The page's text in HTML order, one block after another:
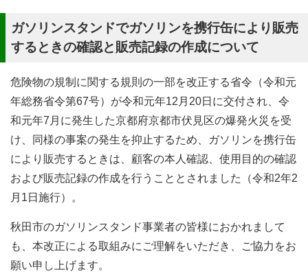
ガソリンスタンドでガソリンを携行缶により販売
するときの確認と販売記録の作成について
危険物の規制に関する規則の一部を改正する省令（令和元
年総務省令第67号）が令和元年12月20日に交付され、令
和元年7月に発生した京都府京都市伏見区の爆発火災を受
け、同様の事案の発生を抑止するため、ガソリンを携行缶
により販売するときは、顧客の本人確認、使用目的の確認
および販売記録の作成を行うこととされました（令和2年2
月1日施行）。
秋田市のガソリンスタンド事業者の皆様におかれまして
も、本改正による取組みにご理解をいただき、ご協力をお
願い申し上げます。